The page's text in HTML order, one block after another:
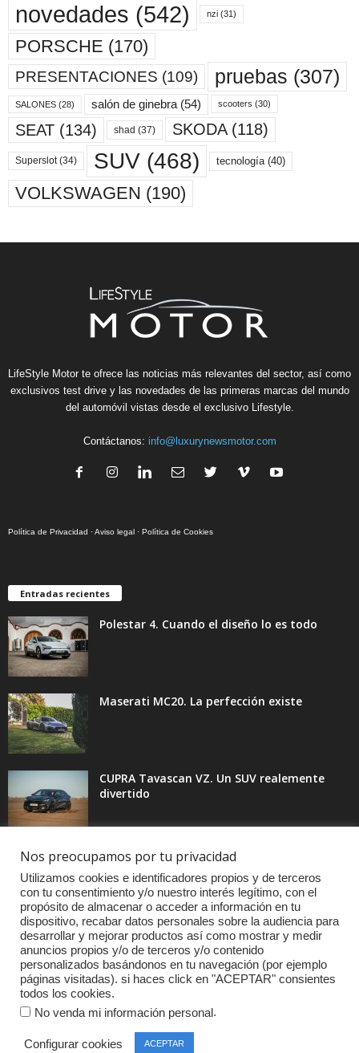
novedades (542) nzi (31)
PORSCHE (170)
PRESENTACIONES (109) pruebas (307)
SALONES (28) salón de ginebra (54) scooters (30)
SEAT (134) shad (37) SKODA(118)
Superslot(34) SUV (468) tecnología (40)
VOLKSWAGEN (190)
LifeStyle Motor te ofrece las noticias más relevantes del sector, así como
exclusivos test drive y las novedades de las primeras marcas del mundo
del automóvil vistas desde el exclusivo Lifestyle.
Contáctanos: info@luxurynewsmotor.com
Política de Privacidad ·Aviso legal · Política de Cookies
Entradas recientes
Polestar 4. Cuando el diseño lo es todo
Maserati MC20. La perfección existe
CUPRA Tavascan VZ. Un SUV realemente
divertido
Artículos destacados
Noticias destacadas
BMW
Curiosidades
Pruebas coches 439
Audi
Nos preocupamos por tu privacidad
Utilizamos cookies e identificadores propios y de terceros
con tu consentimiento y/o nuestro interés legítimo, con el
propósito de almacenar o acceder a información en tu
dispositivo, recabar datos personales sobre la audiencia para
desarrollar y mejorar productos así como mostrar y medir
anuncios propios y/o de terceros y/o contenido
personalizados basándonos en tu navegación (por ejemplo
páginas visitadas). si haces click en "ACEPTAR" consientes
todos los cookies.
No venda mi información personal .
Configurar cookies ACEPTAR